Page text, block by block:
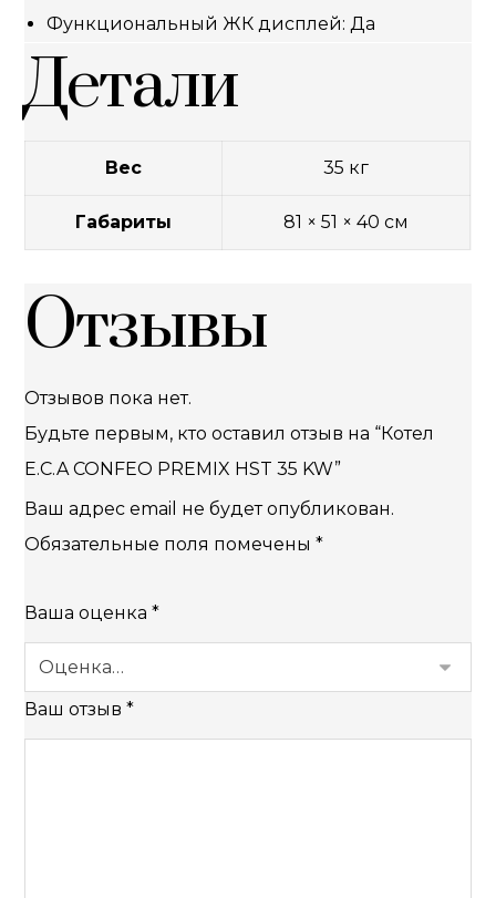
Функциональный ЖК дисплей: Да
Детали
Вес 35 кг
Габариты 81 × 51 × 40 см
Отзывы
Отзывов пока нет.
Будьте первым, кто оставил отзыв на “Котел
E.C.A CONFEO PREMIX HST 35 KW”
Ваш адрес email не будет опубликован.
Обязательные поля помечены*
Ваша оценка*
Ваш отзыв*